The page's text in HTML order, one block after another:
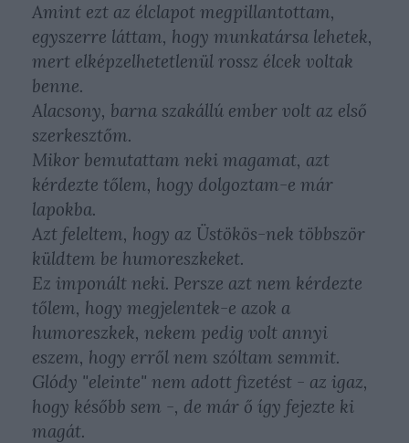
Amint ezt az élclapot megpillantottam,
egyszerre láttam, hogy munkatársa lehetek,
mert elképzelhetetlenül rossz élcek voltak
benne.
Alacsony, barna szakállú ember volt az első
szerkesztőm.
Mikor bemutattam neki magamat, azt
kérdezte tőlem, hogy dolgoztam-e már
lapokba.
Azt feleltem, hogy az Üstökös-nek többször
küldtem be humoreszkeket.
Ez imponált neki. Persze azt nem kérdezte
tőlem, hogy megjelentek-e azok a
humoreszkek, nekem pedig volt annyi
eszem, hogy erről nem szóltam semmit.
Glódy "eleinte" nem adott fizetést - az igaz,
hogy később sem -, de már ő így fejezte ki
magát.